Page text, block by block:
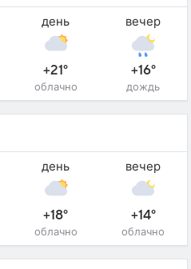
день
+21°
облачно
вечер
+16°
дождь
день
+18°
облачно
вечер
+14°
облачно